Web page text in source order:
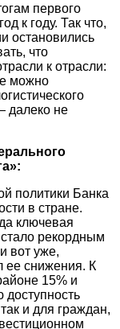
первого
к году. Так что,
остановились
что
к отрасли:
можно
далеко не
политики Банка
в стране.
ключевая
рекордным
вот уже,
ее снижения. К
15% и
и для граждан,